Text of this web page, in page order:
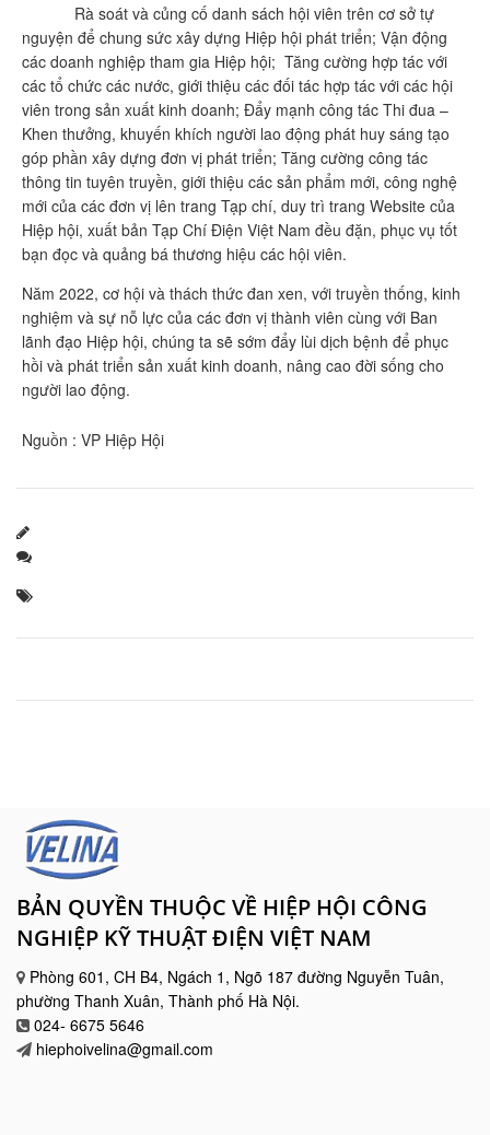
Rà soát và củng cố danh sách hội viên trên cơ sở tự
nguyện để chung sức xây dựng Hiệp hội phát triển; Vận động
các doanh nghiệp tham gia Hiệp hội; Tăng cường hợp tác với
các tổ chức các nước, giới thiệu các đối tác hợp tác với các hội
viên trong sản xuất kinh doanh; Đẩy mạnh công tác Thi đua –
Khen thưởng, khuyến khích người lao động phát huy sáng tạo
góp phần xây dựng đơn vị phát triển; Tăng cường công tác
thông tin tuyên truyền, giới thiệu các sản phẩm mới, công nghệ
mới của các đơn vị lên trang Tạp chí, duy trì trang Website của
Hiệp hội, xuất bản Tạp Chí Điện Việt Nam đều đặn, phục vụ tốt
bạn đọc và quảng bá thương hiệu các hội viên.
Năm 2022, cơ hội và thách thức đan xen, với truyền thống, kinh
nghiệm và sự nỗ lực của các đơn vị thành viên cùng với Ban
lãnh đạo Hiệp hội, chúng ta sẽ sớm đẩy lùi dịch bệnh để phục
hồi và phát triển sản xuất kinh doanh, nâng cao đời sống cho
người lao động.
Nguồn : VP Hiệp Hội
BẢN QUYỀN THUỘC VỀ HIỆP HỘI CÔNG
NGHIỆP KỸ THUẬT ĐIỆN VIỆT NAM
Phòng 601, CH B4, Ngách 1, Ngõ 187 đường Nguyễn Tuân,
phường Thanh Xuân, Thành phố Hà Nội.
024- 6675 5646
hiephoivelina@gmail.com